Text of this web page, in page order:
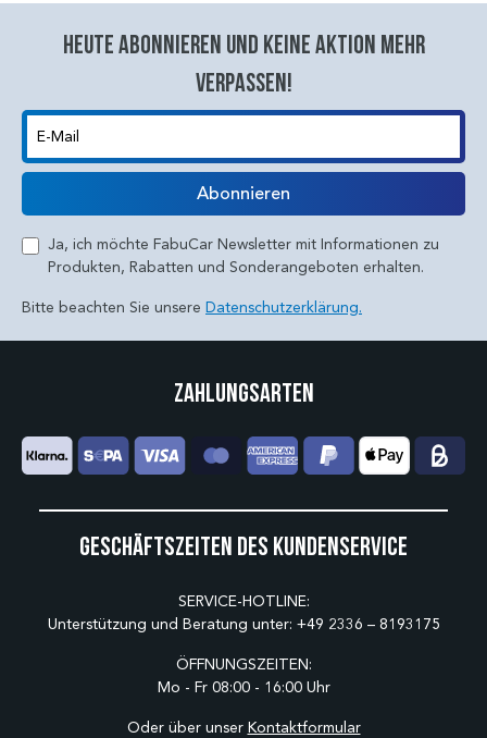
Heute abonnieren und keine aktion mehr
verpassen!
E-Mail
Abonnieren
Ja, ich möchte FabuCar Newsletter mit Informationen zu
Produkten, Rabatten und Sonderangeboten erhalten.
Bitte beachten Sie unsere Datenschutzerklärung.
Geschäftszeiten des Kundenservice
SERVICE-HOTLINE:
Unterstützung und Beratung unter: +49 2336 – 8193175
ÖFFNUNGSZEITEN:
Mo - Fr 08:00 - 16:00 Uhr
Oder über unser Kontaktformular
Zahlungsarten